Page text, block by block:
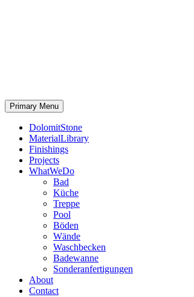
Primary Menu
DolomitStone
MaterialLibrary
Finishings
Projects
WhatWeDo
Bad
Küche
Treppe
Pool
Böden
Wände
Waschbecken
Badewanne
Sonderanfertigungen
About
Contact